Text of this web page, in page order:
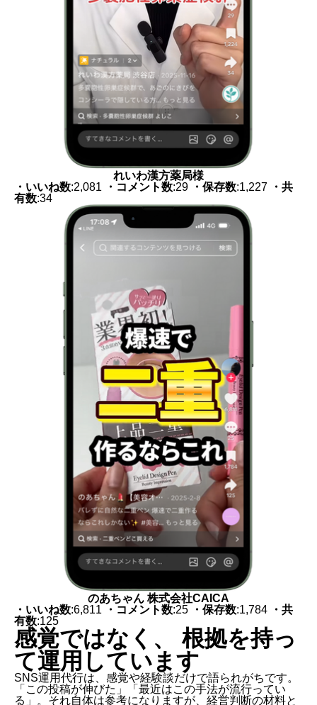
れいわ漢方薬局様
・いいね数:2,081 ・コメント数:29 ・保存数:1,227
・共
有数:34
のあちゃん 株式会社CAICA
・いいね数:6,811 ・コメント数:25 ・保存数:1,784
・共
有数:125
感覚ではなく、 根拠を持っ
て運用しています
SNS運用代行は、感覚や経験談だけで語られがちです。
「この投稿が伸びた」「最近はこの手法が流行ってい
る」。それ自体は参考になりますが、経営判断の材料と